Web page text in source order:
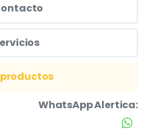
WhatsApp Alertica: